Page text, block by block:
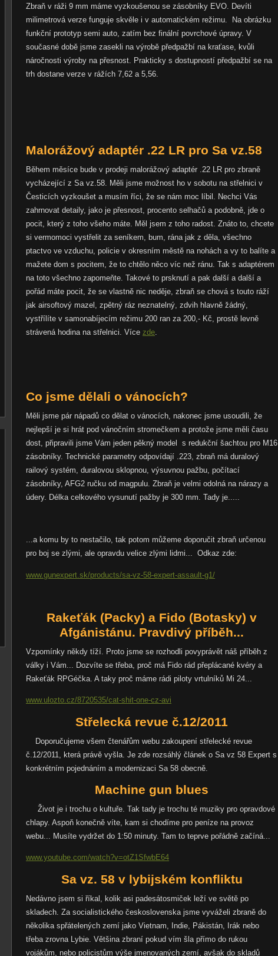
Zbraň v ráži 9 mm máme vyzkoušenou se zásobníky EVO. Devíti
milimetrová verze funguje skvěle i v automatickém režimu. Na obrázku
funkční prototyp semi auto, zatím bez finální povrchové úpravy. V
současné době jsme zasekli na výrobě předpažbí na kraťase, kvůli
náročnosti výroby na přesnost. Prakticky s dostupností předpažbí se na
trh dostane verze v rážích 7,62 a 5,56.
Malorážový adaptér .22 LR pro Sa vz.58
Během měsíce bude v prodeji malorážový adaptér .22 LR pro zbraně
vycházející z Sa vz.58. Měli jsme možnost ho v sobotu na střelnici v
Česticích vyzkoušet a musím říci, že se nám moc líbil. Nechci Vás
zahrnovat detaily, jako je přesnost, procento selhačů a podobně, jde o
pocit, který z toho všeho máte. Měl jsem z toho radost. Znáto to, chcete
si vermomoci vystřelit za seníkem, bum, rána jak z děla, všechno
ptactvo ve vzduchu, policie v okresním městě na nohách a vy to balíte a
mažete dom s pocitem, že to chtělo něco víc než ránu. Tak s adaptérem
na toto všechno zapomeňte. Takové to prsknutí a pak další a další a
pořád máte pocit, že se vlastně nic neděje, zbraň se chová s touto ráží
jak airsoftový mazel, zpětný ráz neznatelný, zdvih hlavně žádný,
vystřílíte v samonabíjecím režimu 200 ran za 200,- Kč, prostě levně
strávená hodina na střelnici. Více zde.
Co jsme dělali o vánocích?
Měli jsme pár nápadů co dělat o vánocích, nakonec jsme usoudili, že
nejlepší je si hrát pod vánočním stromečkem a protože jsme měli času
dost, připravili jsme Vám jeden pěkný model s redukční šachtou pro M16
zásobníky. Technické parametry odpovídají .223, zbraň má duralový
railový systém, duralovou sklopnou, výsuvnou pažbu, počítací
zásobníky, AFG2 ručku od magpulu. Zbraň je velmi odolná na nárazy a
údery. Délka celkového vysunutí pažby je 300 mm. Tady je.....
...a komu by to nestačilo, tak potom můžeme doporučit zbraň určenou
pro boj se zlými, ale opravdu velice zlými lidmi... Odkaz zde:
www.gunexpert.sk/products/sa-vz-58-expert-assault-g1/
Rakeťák (Packy) a Fido (Botasky) v
Afgánistánu. Pravdivý příběh...
Vzpomínky někdy tíží. Proto jsme se rozhodli povyprávět náš příběh z
války i Vám... Dozvíte se třeba, proč má Fido rád přeplácané kvéry a
Rakeťák RPGéčka. A taky proč máme rádi piloty vrtulníků Mi 24...
www.ulozto.cz/8720535/cat-shit-one-cz-avi
Střelecká revue č.12/2011
Doporučujeme všem čtenářům webu zakoupení střelecké revue
č.12/2011, která právě vyšla. Je zde rozsáhlý článek o Sa vz 58 Expert s
konkrétním pojednáním a modernizaci Sa 58 obecně.
Machine gun blues
Život je i trochu o kultuře. Tak tady je trochu té muziky pro opravdové
chlapy. Aspoň konečně víte, kam si chodíme pro peníze na provoz
webu... Musíte vydržet do 1:50 minuty. Tam to teprve pořádně začíná...
www.youtube.com/watch?v=otZ1SfwbE64
Sa vz. 58 v lybijském konfliktu
Nedávno jsem si říkal, kolik asi padesátosmiček leží ve světě po
skladech. Za socialistického československa jsme vyváželi zbraně do
několika spřátelených zemí jako Vietnam, Indie, Pákistán, Irák nebo
třeba zrovna Lybie. Většina zbraní pokud vím šla přímo do rukou
vojákům, nebo policistům výše jmenovaných zemí, avšak do skladů